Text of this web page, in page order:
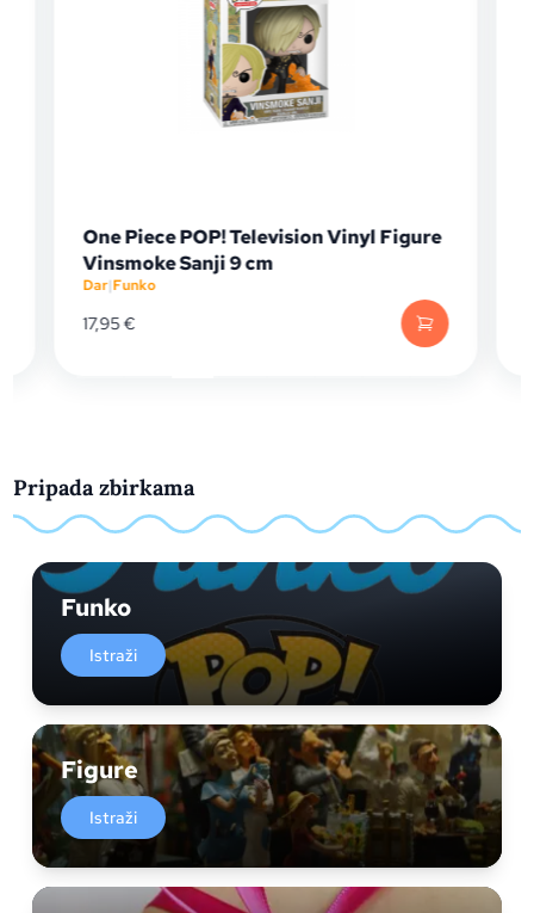
One Piece POP! Television Vinyl Figure
Vinsmoke Sanji 9 cm
Dar|Funko
17,95€
Pripada zbirkama
Funko
Istraži
Figure
Istraži